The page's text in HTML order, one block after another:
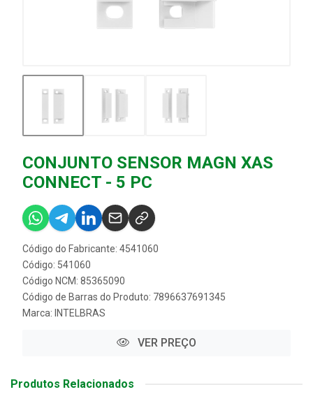
CONJUNTO SENSOR MAGN XAS
CONNECT - 5 PC
Código do Fabricante: 4541060
Código: 541060
Código NCM: 85365090
Código de Barras do Produto: 7896637691345
Marca: INTELBRAS
VER PREÇO
Produtos Relacionados